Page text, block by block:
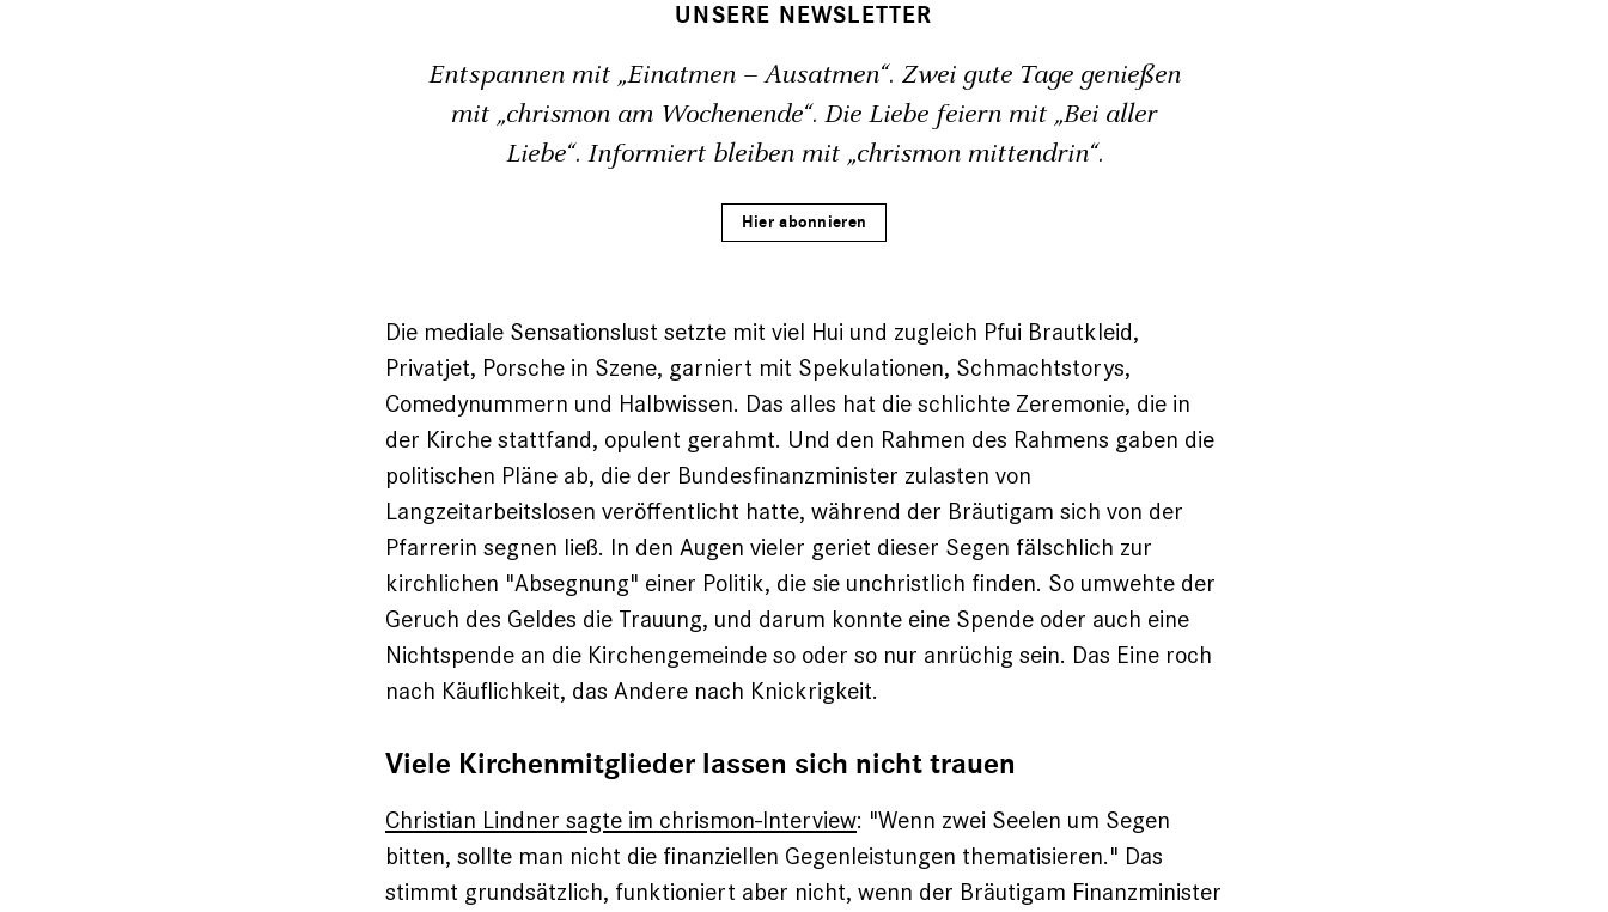
UNSERE NEWSLETTER
Entspannen mit „Einatmen – Ausatmen“. Zwei gute Tage genießen
mit „chrismon am Wochenende“. Die Liebe feiern mit „Bei aller
Liebe“. Informiert bleiben mit „chrismon mittendrin“.
Hier abonnieren
Die mediale Sensationslust setzte mit viel Hui und zugleich Pfui Brautkleid,
Privatjet, Porsche in Szene, garniert mit Spekulationen, Schmachtstorys,
Comedynummern und Halbwissen. Das alles hat die schlichte Zeremonie, die in
der Kirche stattfand, opulent gerahmt. Und den Rahmen des Rahmens gaben die
politischen Pläne ab, die der Bundesfinanzminister zulasten von
Langzeitarbeitslosen veröffentlicht hatte, während der Bräutigam sich von der
Pfarrerin segnen ließ. In den Augen vieler geriet dieser Segen fälschlich zur
kirchlichen "Absegnung" einer Politik, die sie unchristlich finden. So umwehte der
Geruch des Geldes die Trauung, und darum konnte eine Spende oder auch eine
Nichtspende an die Kirchengemeinde so oder so nur anrüchig sein. Das Eine roch
nach Käuflichkeit, das Andere nach Knickrigkeit.
Viele Kirchenmitglieder lassen sich nicht trauen
Christian Lindner sagte im chrismon-Interview: "Wenn zwei Seelen um Segen
bitten, sollte man nicht die finanziellen Gegenleistungen thematisieren." Das
stimmt grundsätzlich, funktioniert aber nicht, wenn der Bräutigam Finanzminister